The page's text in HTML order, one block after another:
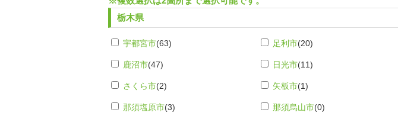
栃木県
宇都宮市(63) 足利市(20)
鹿沼市(47) 日光市(11)
さくら市(2) 矢板市(1)
那須塩原市(3) 那須烏山市(0)